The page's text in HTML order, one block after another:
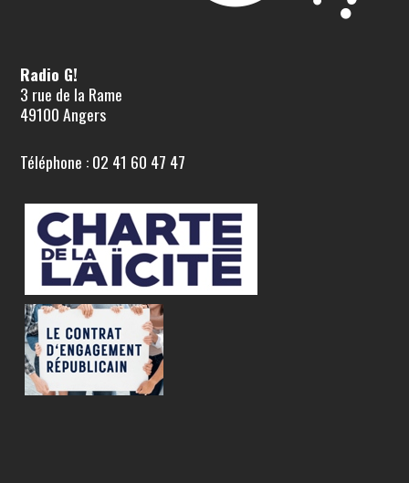
Radio G!
3 rue de la Rame
49100 Angers
Téléphone : 02 41 60 47 47